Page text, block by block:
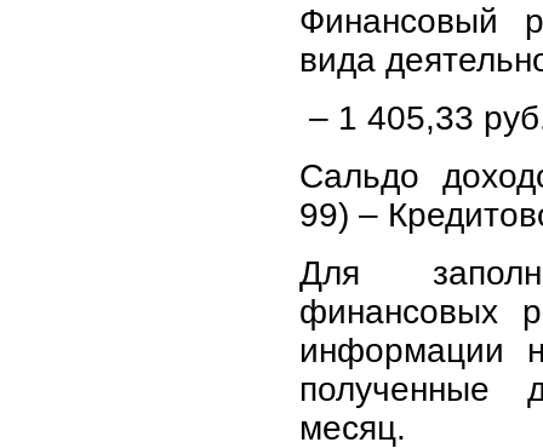
Финансовый
вида
– 1 405,33
Сальдо
99) –
Для
финансовых
информации
полученные
месяц.